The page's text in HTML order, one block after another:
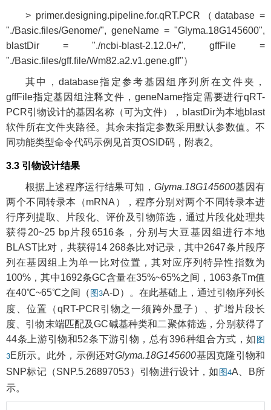
> primer.designing.pipeline.for.qRT.PCR（database =
"./Basic.files/Genome/", geneName = "Glyma.18G145600",
blastDir = "./ncbi-blast-2.12.0+/", gffFile =
"./Basic.files/gff.file/Wm82.a2.v1.gene.gff"）
其中，database指定参考基因组序列所在文件夹，
gffFile指定基因组注释文件，geneName指定需要进行qRT-
PCR引物设计的基因名称（可为文件），blastDir为本地blast
软件所在文件夹路径。其余未指定参数采用默认参数值。不
同功能类型命令代码示例见首页OSID码，附表2。
3.3 引物设计结果
根据上述程序运行结果可知， Glyma.18G145600基因有
两个不同转录本（mRNA），程序分别对两个不同转录本进
行序列提取、片段化、评价及引物筛选，通过片段化处理共
获得20~25 bp片段6516条，分别与大豆基因组进行本地
BLAST比对，共获得14 268条比对记录，其中2647条片段序
列在基因组上为单一比对位置，其对应序列特异性指数为
100%，其中1692条GC含量在35%~65%之间，1063条Tm值
在40℃~65℃之间（ 图3A-D）。在此基础上，通过引物序列长
度、位置（qRT-PCR引物之一须跨外显子）、扩增片段长
度、引物末端匹配及GC碱基种类和二聚体筛选，分别获得了
44条上游引物和52条下游引物，总有396种组合方式，如 图
3E所示。此外，示例还对Glyma.18G145600基因克隆引物和
SNP标记（SNP.5.26897053）引物进行设计，如 图4A、B所
示。